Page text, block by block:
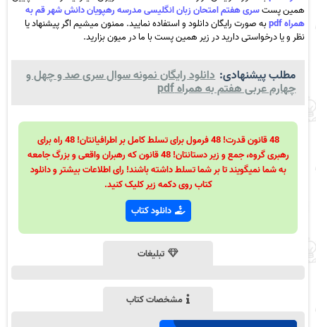
همین پستسری هفتم امتحان زبان انگلیسی مدرسه رهپویان دانش شهر قم به
همراه pdf
به صورت رایگان دانلود و استفاده نمایید. ممنون میشیم اگر پیشنهاد یا
نظر و یا درخواستی دارید در زیر همین پست با ما در میون بزارید.
مطلب پیشنهادی: دانلود رایگان نمونه سوال سری صد و چهل و
چهارم عربی هفتم به همراه pdf
48 قانون قدرت! 48 فرمول برای تسلط کامل بر اطرافیانتان! 48 راه برای
رهبری گروه، جمع و زیر دستانتان! 48 قانون که رهبران واقعی و بزرگ جامعه
به شما نمیگویند تا بر شما تسلط داشته باشند! رای اطلاعات بیشتر و دانلود
کتاب روی دکمه زیر کلیک کنید.
دانلود کتاب
تبلیغات
مشخصات کتاب